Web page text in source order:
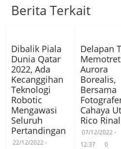
m
p
Berita Terkait
Dibalik Piala
Dunia Qatar
2022, Ada
Kecanggihan
Teknologi
Robotic
Mengawasi
Seluruh
Pertandingan
22/12/2022 -
Delapan
Memotret
Aurora
Borealis,
Bersama
Cahaya
Rico
07/12/2022 -
12:37
0